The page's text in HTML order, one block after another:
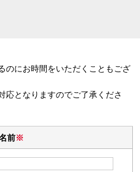
のにお時間をいただくこともござ
応となりますのでご了承くださ
前※